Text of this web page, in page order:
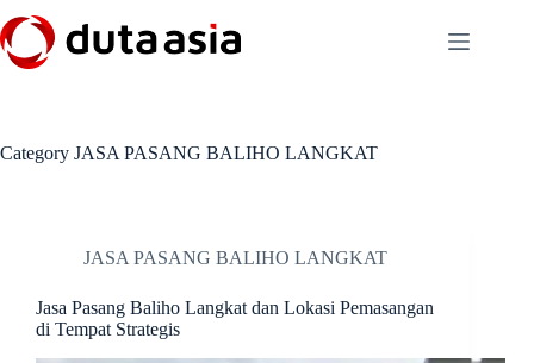
to
content
Category JASA PASANG BALIHO LANGKAT
JASA PASANG BALIHO LANGKAT
Jasa Pasang Baliho Langkat dan Lokasi Pemasangan
di Tempat Strategis